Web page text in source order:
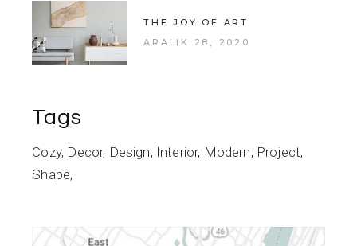
THE JOY OF ART
ARALIK 28, 2020
Tags
Cozy Decor Design Interior Modern Project
Shape